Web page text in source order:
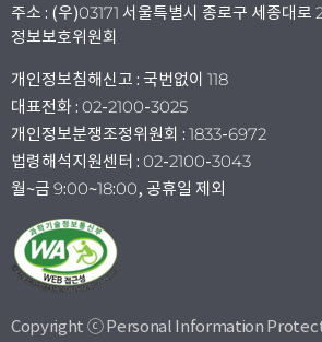
주소 : (우)03171 서울특별시 종로구 세종대로
정보보호위원회
개인정보침해신고 : 국번없이 118
대표전화 : 02-2100-3025
개인정보분쟁조정위원회 : 1833-6972
법령해석지원센터 : 02-2100-3043
월~금 9:00~18:00, 공휴일 제외
Copyright ⓒ Personal Information